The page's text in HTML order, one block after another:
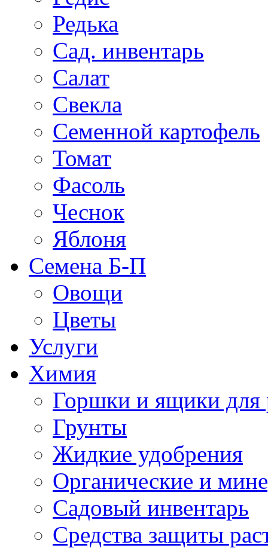
Редька
Сад. инвентарь
Салат
Свекла
Семенной картофель
Томат
Фасоль
Чеснок
Яблоня
Семена Б-П
Овощи
Цветы
Услуги
Химия
Горшки и ящики для
Грунты
Жидкие удобрения
Органические и
Садовый инвентарь
Средства защиты